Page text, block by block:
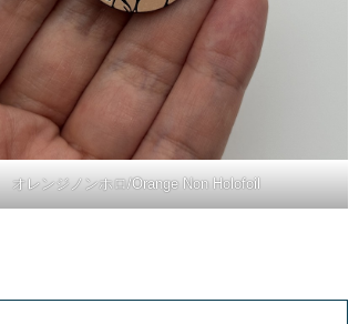
オレンジノンホロ/Orange Non Holofoil